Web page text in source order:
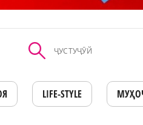
LIFE-STYLE